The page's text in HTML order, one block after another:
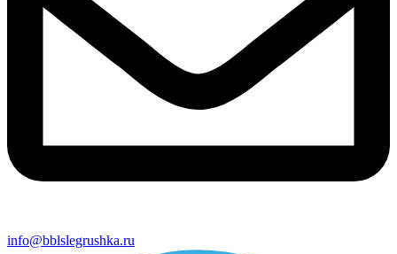
info@bblslegrushka.ru